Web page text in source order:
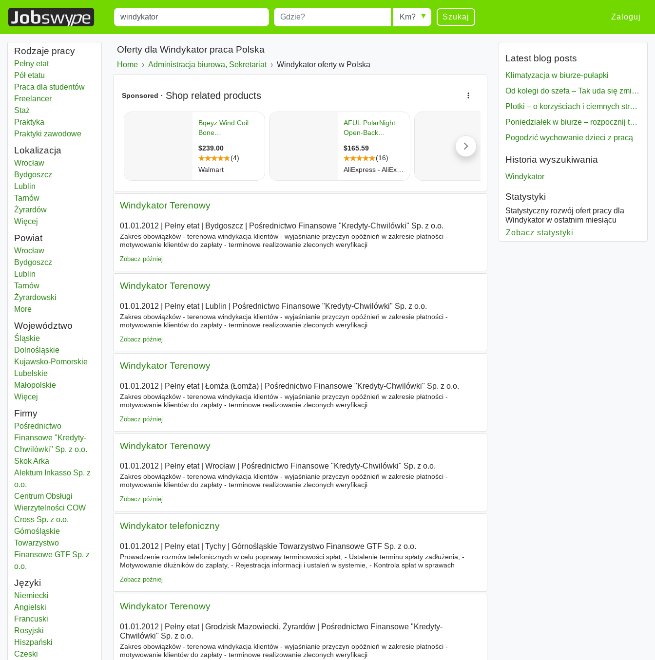
Title Miejscowość Radius Szukaj Zaloguj
Rodzaje pracy
Pełny etat
Pół etatu
Praca dla studentów
Freelancer
Staż
Praktyka
Praktyki zawodowe
Lokalizacja
Windykator
Wrocław
Windykator
Bydgoszcz
Windykator
Lublin
Windykator
Tarnów
Windykator
Żyrardów
Więcej
Powiat
Windykator
WrocławPowiat
Windykator
Bydgoszcz
Windykator
Lublin
Windykator
TarnówPowiat
Windykator
Żyrardowski
Moredistricts
Województwo
Windykator
ŚląskieWojewództwo
Windykator
DolnośląskieWojewództwo
Windykator
Kujawsko-PomorskieWojewództwo
Windykator
LubelskieWojewództwo
Windykator
MałopolskieWojewództwo
Więcej
Firmy
Pośrednictwo
Finansowe "Kredyty-
Chwilówki" Sp. z o.o.
Skok Arka
Alektum Inkasso Sp. z
o.o.
Centrum Obsługi
Wierzytelności COW
Cross Sp. z o.o.
Górnośląskie
Towarzystwo
Finansowe GTF Sp. z
o.o.
Języki
Niemiecki
Angielski
Francuski
Rosyjski
Hiszpański
Czeski
Oferty dla Windykator praca Polska
Home Administracja biurowa, Sekretariat Windykator oferty w Polska
Windykator Terenowy
01.01.2012 Pełny etat| Bydgoszcz Pośrednictwo Finansowe "Kredyty-Chwilówki" Sp. z o.o.
Zakres obowiązków - terenowa windykacja klientów - wyjaśnianie przyczyn opóźnień w zakresie płatności -
motywowanie klientów do zapłaty - terminowe realizowanie zleconych weryfikacji
Zobacz później
Windykator Terenowy
01.01.2012 Pełny etat| Lublin Pośrednictwo Finansowe "Kredyty-Chwilówki" Sp. z o.o.
Zakres obowiązków - terenowa windykacja klientów - wyjaśnianie przyczyn opóźnień w zakresie płatności -
motywowanie klientów do zapłaty - terminowe realizowanie zleconych weryfikacji
Zobacz później
Windykator Terenowy
01.01.2012 Pełny etat| Łomża (Łomża)| Pośrednictwo Finansowe "Kredyty-Chwilówki" Sp. z o.o.
Zakres obowiązków - terenowa windykacja klientów - wyjaśnianie przyczyn opóźnień w zakresie płatności -
motywowanie klientów do zapłaty - terminowe realizowanie zleconych weryfikacji
Zobacz później
Windykator Terenowy
01.01.2012 Pełny etat| Wrocław| Pośrednictwo Finansowe "Kredyty-Chwilówki" Sp. z o.o.
Zakres obowiązków - terenowa windykacja klientów - wyjaśnianie przyczyn opóźnień w zakresie płatności -
motywowanie klientów do zapłaty - terminowe realizowanie zleconych weryfikacji
Zobacz później
Windykator telefoniczny
01.01.2012 Pełny etat| Tychy| Górnośląskie Towarzystwo Finansowe GTF Sp. z o.o.
Prowadzenie rozmów telefonicznych w celu poprawy terminowości spłat, - Ustalenie terminu spłaty zadłużenia, -
Motywowanie dłużników do zapłaty, - Rejestracja informacji i ustaleń w systemie, - Kontrola spłat w sprawach
Zobacz później
Windykator Terenowy
01.01.2012 Pełny etat| Grodzisk Mazowiecki, Żyrardów|
Pośrednictwo Finansowe "Kredyty-
Chwilówki" Sp. z o.o.
Zakres obowiązków - terenowa windykacja klientów - wyjaśnianie przyczyn opóźnień w zakresie płatności -
motywowanie klientów do zapłaty - terminowe realizowanie zleconych weryfikacji
Latest blog posts
Klimatyzacja w biurze-pułapki
Od kolegi do szefa – Tak uda się zmiana bezproblemowo
Plotki – o korzyściach i ciemnych stronach
Poniedziałek w biurze – rozpocznij tydzień w pełni zmotywowany
Pogodzić wychowanie dzieci z pracą
Historia wyszukiwania
Windykator
Statystyki
Statystyczny rozwój ofert pracy dla
Windykator w ostatnim miesiącu
Zobacz statystyki